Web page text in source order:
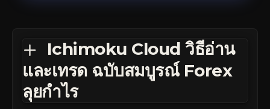
Ichimoku Cloud วิธีอ่าน
และเทรด ฉบับสมบูรณ์ Forex
ลุยกำไร